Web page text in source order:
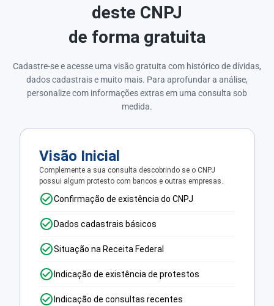
deste CNPJ
de forma gratuita
Cadastre-se e acesse uma visão gratuita com histórico de dívidas,
dados cadastrais e muito mais. Para aprofundar a análise,
personalize com informações extras em uma consulta sob
medida.
Visão Inicial
Complemente a sua consulta descobrindo se o CNPJ
possui algum protesto com bancos e outras empresas.
Confirmação de existência do CNPJ
Dados cadastrais básicos
Situação na Receita Federal
Indicação de existência de protestos
Indicação de consultas recentes